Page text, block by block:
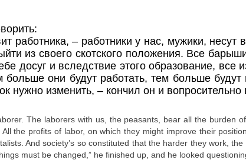
работника, – работники у нас, мужики, несут
из своего скотского положения. Все
досуг и вследствие этого образование,
они будут работать, тем больше
нужно изменить, – кончил он и вопросительно
The laborers with us, the peasants, bear all the burden
the profits of labor, on which they might improve their
And society’s so constituted that the harder they work,
must be changed,” he finished up, and he looked